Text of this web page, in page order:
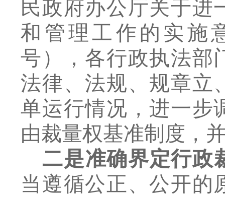
民政府办公厅关于进
和管理工作的实施
号），各行政执法部
法律、法规、规章立
单运行情况，进一步
由裁量权基准制度，
二是准确界定行政
当遵循公正、公开的